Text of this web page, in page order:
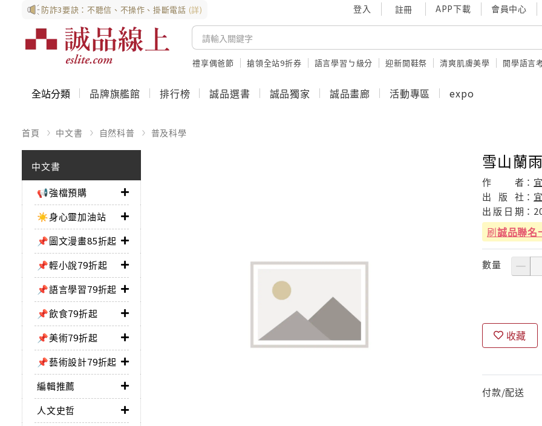
防詐3要訣：不聽信、不操作、掛斷電話 (詳) 登入 註冊 APP下載 會員中心
禮享偶爸節 搶領全站9折券 語言學習ㄅ級分 迎新開鞋祭 清爽肌膚美學 開學語言
全站分類 品牌旗艦館 排行榜 誠品選書 誠品獨家 誠品畫廊 活動專區 expo
首頁 中文書 自然科普 普及科學
中文書
📢強檔預購
☀️身心靈加油站
📌圖文漫畫85折起
📌輕小說79折起
📌語言學習79折起
📌飲食79折起
📌美術79折起
📌藝術設計79折起
編輯推薦
人文史哲
雪山蘭
作 者：
出
版 社：
出 版 日 期：
刷誠品聯名
數量
收藏
付款/配送